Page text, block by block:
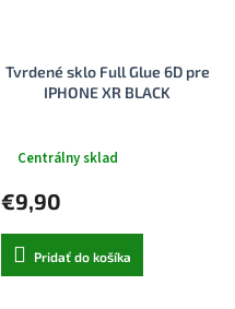
Tvrdené sklo Full Glue 6D pre
IPHONE XR BLACK
Centrálny sklad
€9,90
Pridať do košíka